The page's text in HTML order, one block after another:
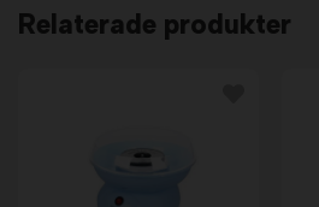
Relaterade produkter